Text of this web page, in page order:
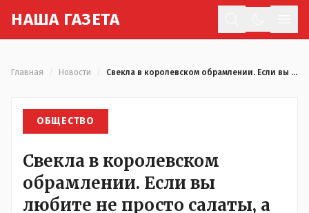
НАША ГАЗЕТА
Главная Новости Свекла в королевском обрамлении. Если вы любите не просто салаты, а небанальные сочетания продуктов
ОБЩЕСТВО
Свекла в королевском
обрамлении. Если вы
любите не просто салаты, а